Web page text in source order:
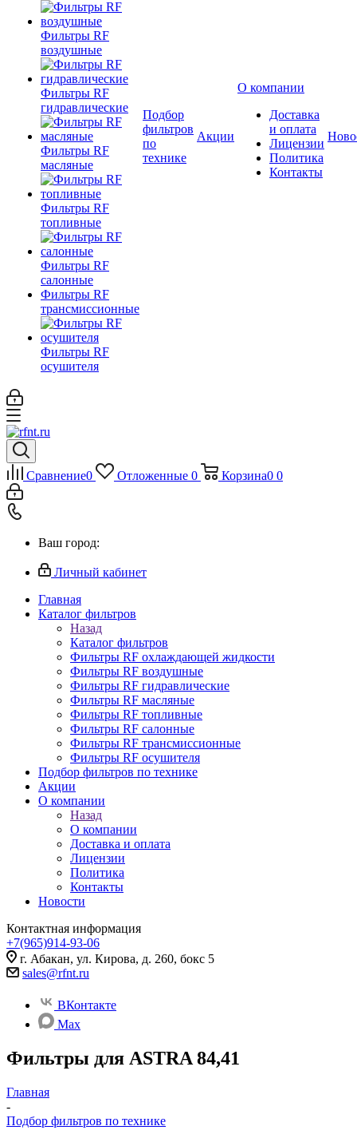
Фильтры RF
воздушные
Фильтры RF
гидравлические
Фильтры RF
масляные
Фильтры RF
топливные
Фильтры RF
салонные
Фильтры RF
трансмиссионные
Фильтры RF
осушителя
Подбор
фильтров
по
технике
Акции
О компании
Доставка
и оплата
Лицензии
Политика
Контакты
Сравнение0 Отложенные 0 Корзина0 0
Ваш город:
Личный кабинет
Главная
Каталог фильтров
Назад
Каталог фильтров
Фильтры RF охлаждающей жидкости
Фильтры RF воздушные
Фильтры RF гидравлические
Фильтры RF масляные
Фильтры RF топливные
Фильтры RF салонные
Фильтры RF трансмиссионные
Фильтры RF осушителя
Подбор фильтров по технике
Акции
О компании
Назад
О компании
Доставка и оплата
Лицензии
Политика
Контакты
Новости
Контактная информация
+7(965)914-93-06
г. Абакан, ул. Кирова, д. 260, бокс 5
sales@rfnt.ru
ВКонтакте
Max
Фильтры для ASTRA 84,41
Главная
-
Подбор фильтров по технике